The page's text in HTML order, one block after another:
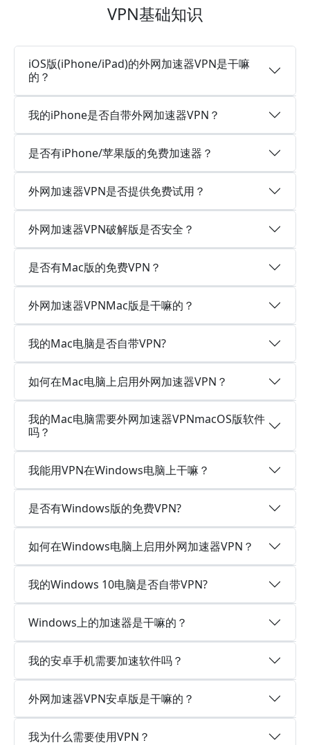
VPN基础知识
iOS版(iPhone/iPad)的外网加速器VPN是干嘛
的？
我的iPhone是否自带外网加速器VPN？
是否有iPhone/苹果版的免费加速器？
外网加速器VPN是否提供免费试用？
外网加速器VPN破解版是否安全？
是否有Mac版的免费VPN？
外网加速器VPNMac版是干嘛的？
我的Mac电脑是否自带VPN?
如何在Mac电脑上启用外网加速器VPN？
我的Mac电脑需要外网加速器VPNmacOS版软件
吗？
我能用VPN在Windows电脑上干嘛？
是否有Windows版的免费VPN?
如何在Windows电脑上启用外网加速器VPN？
我的Windows 10电脑是否自带VPN?
Windows上的加速器是干嘛的？
我的安卓手机需要加速软件吗？
外网加速器VPN安卓版是干嘛的？
我为什么需要使用VPN？